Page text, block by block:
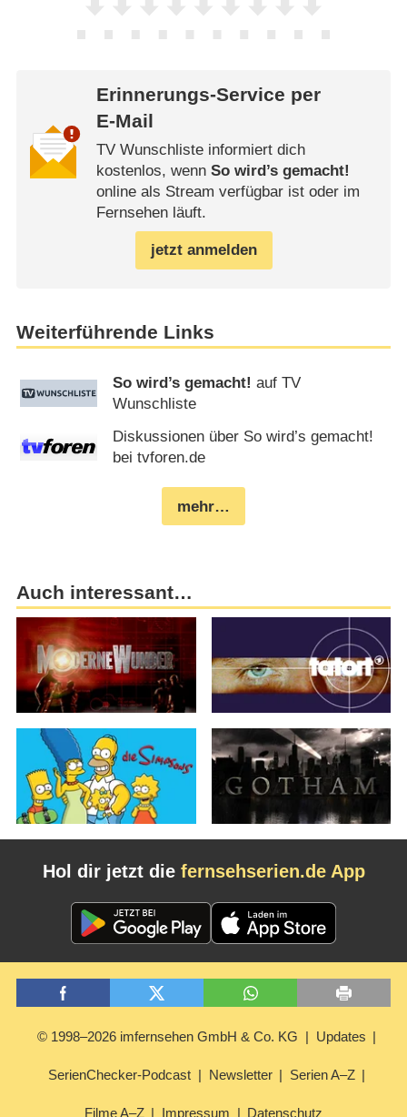
Erinnerungs-Service per
E-Mail
TV Wunschliste informiert dich
kostenlos, wenn So wird’s gemacht!
online als Stream verfügbar ist oder im
Fernsehen läuft.
jetzt anmelden
Weiterführende Links
So wird’s gemacht! auf TV
Wunschliste
Diskussionen über So wird’s gemacht!
bei tvforen.de
mehr…
Auch interessant…
Hol dir jetzt die fernsehserien.de App
© 1998–2026 imfernsehen GmbH & Co. KG Updates
SerienChecker-Podcast Newsletter Serien A–Z
Filme A–Z Impressum Datenschutz